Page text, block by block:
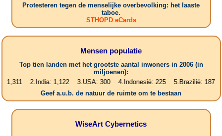
Protesteren tegen de menselijke overbevolking: het laaste
taboe.
STHOPD eCards
Mensen populatie
Top tien landen met het grootste aantal inwoners in 2006 (in
miljoenen):
2.India: 1,122 3.USA: 300 4.Indonesië: 225 5.Brazilië: 187
Geef a.u.b. de natuur de ruimte om te bestaan
WiseArt Cybernetics